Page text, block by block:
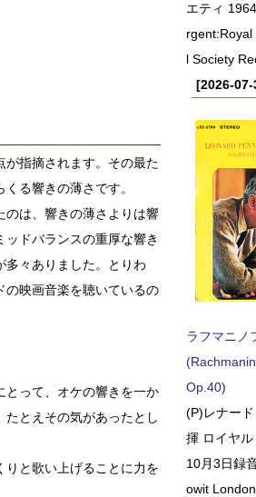
が指摘されます。その最た
る響きの薄さです。
のは、響きの薄さよりは響
ドバランスの重厚な響き
多々ありました。とりわ
の映画音楽を聴いているの
とって、オケの響きを一か
とえその気があったとし
りと歌い上げることに力を
エティ
l Society
[2026-07-
ラフマニノ
Op.40)
(P)レナー
揮 ロイヤ
10月3日録
owit